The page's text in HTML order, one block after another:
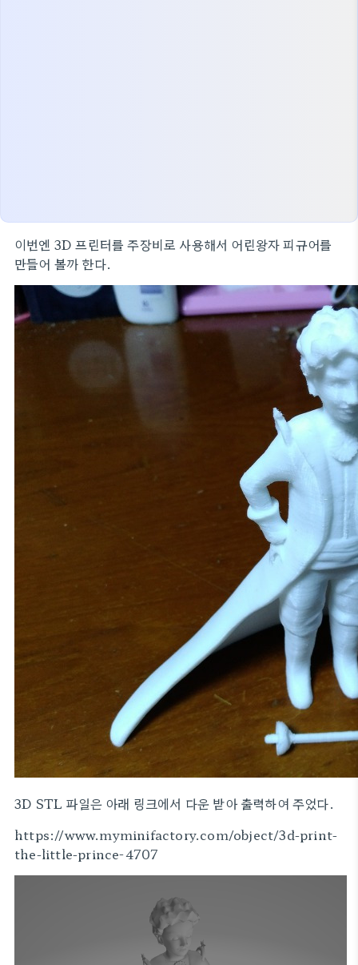
이번엔 3D 프린터를 주장비로 사용해서 어린왕자 피규어를
만들어 볼까 한다.
3D STL 파일은 아래 링크에서 다운 받아 출력하여 주었다.
https://www.myminifactory.com/object/3d-print-
the-little-prince-4707